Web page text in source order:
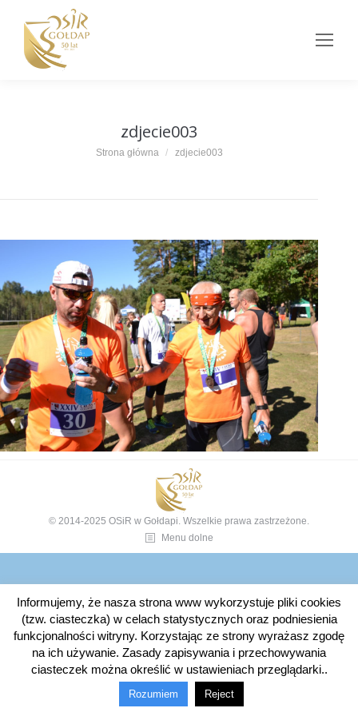
zdjecie003
Jesteś tutaj:
Strona główna zdjecie003
© 2014-2025 OSiR w Gołdapi. Wszelkie prawa zastrzeżone.
Menu dolne
Informujemy, że nasza strona www wykorzystuje pliki cookies
(tzw. ciasteczka) w celach statystycznych oraz podniesienia
funkcjonalności witryny. Korzystając ze strony wyrażasz zgodę
na ich używanie. Zasady zapisywania i przechowywania
ciasteczek można określić w ustawieniach przeglądarki..
Rozumiem Reject